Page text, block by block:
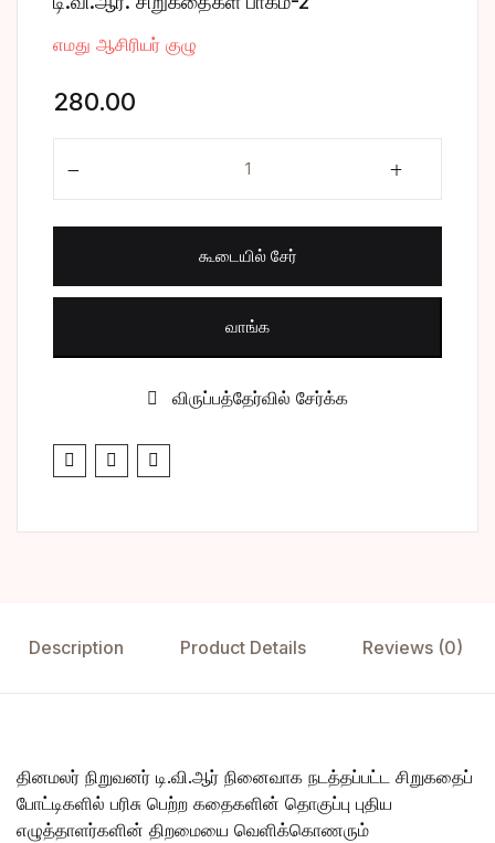
போட்டித் தேர்வு
மருத்துவம்
எமது ஆசிரியர் குழு
280.00
கூடையில் சேர்
வாங்க
விருப்பத்தேர்வில் சேர்க்க
Description Product Details Reviews (0)
தினமலர் நிறுவனர் டி.வி.ஆர் நினைவாக நடத்தப்பட்ட சிறுகதைப்
போட்டிகளில் பரிசு பெற்ற கதைகளின் தொகுப்பு புதிய
எழுத்தாளர்களின் திறமையை வெளிக்கொணரும்